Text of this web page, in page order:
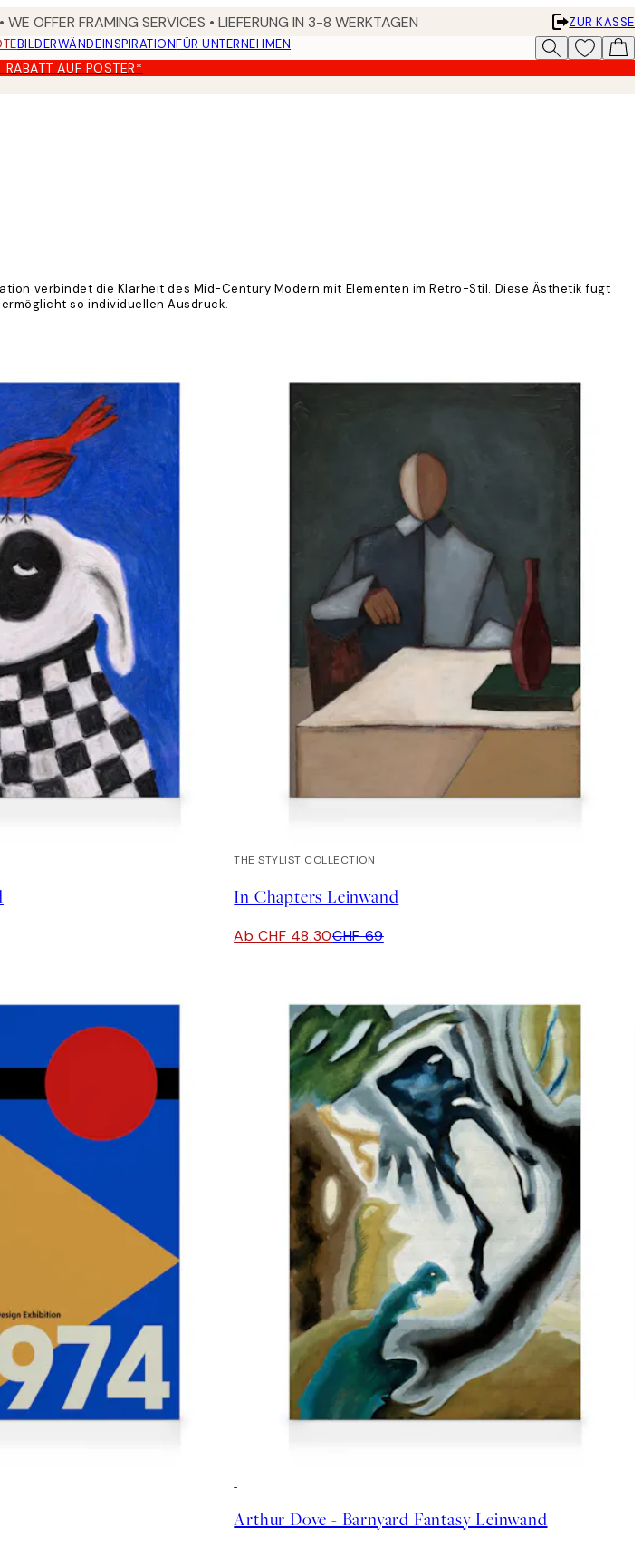
OFFER FRAMING SERVICES • LIEFERUNG IN 3-8 WERKTAGEN
ZUR KASSE
BILDERWÄNDEINSPIRATIONFÜR UNTERNEHMEN
AUF POSTER*
verbindet die Klarheit des Mid-Century Modern mit Elementen im Retro-Stil. Diese Ästhetik fügt
so individuellen Ausdruck.
30%*
THE STYLIST COLLECTION
In Chapters Leinwand
Ab CHF 48.30CHF 69
Arthur Dove - Barnyard Fantasy Leinwand